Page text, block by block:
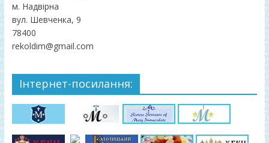
м. Надвірна
вул. Шевченка, 9
78400
rekoldim@gmail.com
Інтернет-посилання: